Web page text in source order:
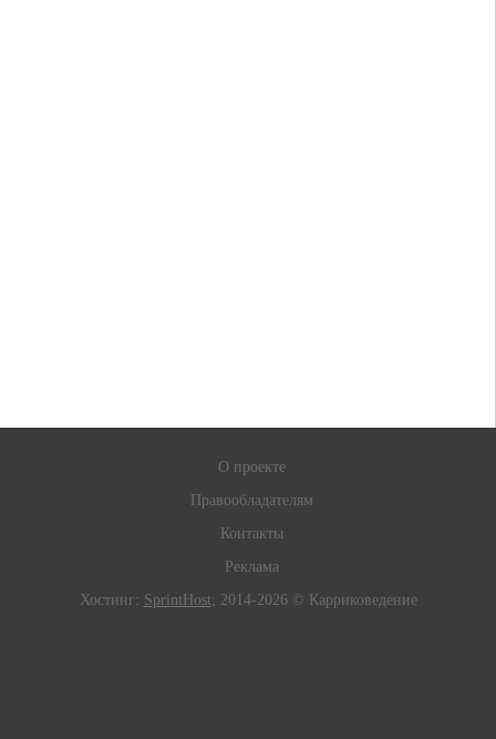
О проекте
Правообладателям
Контакты
Реклама
Хостинг: SprintHost; 2014-2026 © Карриковедение